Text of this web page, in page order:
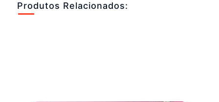
Produtos Relacionados: